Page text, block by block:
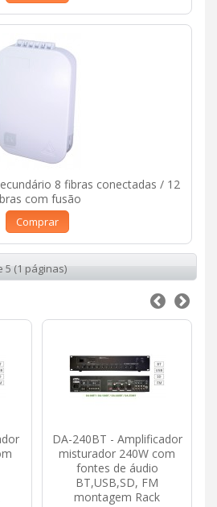
8 fibras conectadas / 12
com fusão
Comprar
5 (1 páginas)
DA-240BT - Amplificador
misturador 240W com
fontes de áudio
BT,USB,SD, FM
montagem Rack